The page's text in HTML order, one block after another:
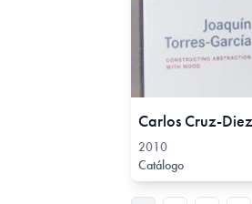
2010
Catálogo